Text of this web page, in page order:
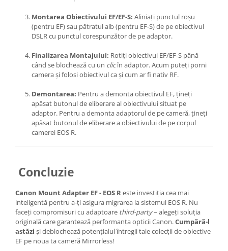
Montarea Obiectivului EF/EF-S: Aliniați punctul roșu
(pentru EF) sau pătratul alb (pentru EF-S) de pe obiectivul
DSLR cu punctul corespunzător de pe adaptor.
Finalizarea Montajului: Rotiți obiectivul EF/EF-S până
când se blochează cu un clicîn adaptor. Acum puteți porni
camera și folosi obiectivul ca și cum ar fi nativ RF.
Demontarea: Pentru a demonta obiectivul EF, țineți
apăsat butonul de eliberare al obiectivului situat pe
adaptor. Pentru a demonta adaptorul de pe cameră, țineți
apăsat butonul de eliberare a obiectivului de pe corpul
camerei EOS R.
Concluzie
Canon Mount Adapter EF - EOS Reste investiția cea mai
inteligentă pentru a-ți asigura migrarea la sistemul EOS R. Nu
faceți compromisuri cu adaptoare third-party– alegeți soluția
originală care garantează performanța opticii Canon.Cumpără-l
astăzi și deblochează potențialul întregii tale colecții de obiective
EF pe noua ta cameră Mirrorless!